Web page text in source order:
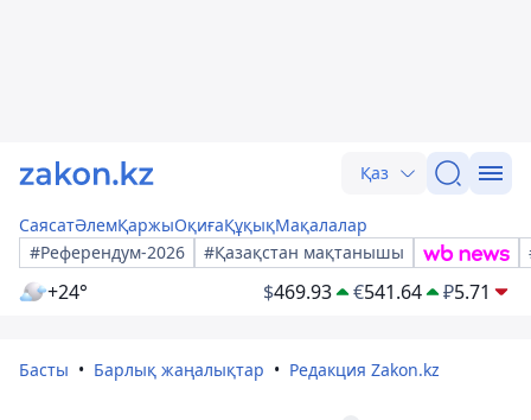
Қаз
СаясатӘлемҚаржыОқиғаҚұқықМақалалар
#Референдум-2026
#Қазақстан мақтанышы
+24° $469.93 €541.64 ₽5.71
Басты Барлық жаңалықтар Редакция Zakon.kz